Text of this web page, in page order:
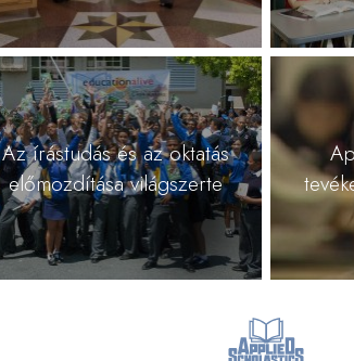
Az írástudás és az oktatás
előmozdítása világszerte